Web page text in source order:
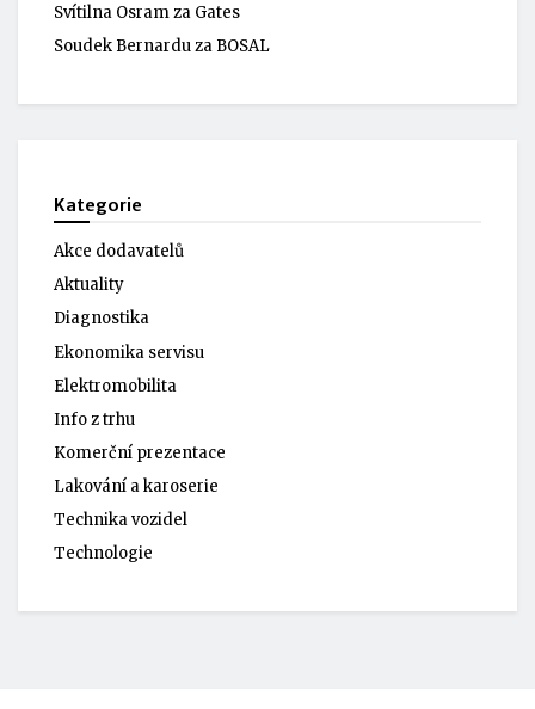
Svítilna Osram za Gates
Soudek Bernardu za BOSAL
Kategorie
Akce dodavatelů
Aktuality
Diagnostika
Ekonomika servisu
Elektromobilita
Info z trhu
Komerční prezentace
Lakování a karoserie
Technika vozidel
Technologie